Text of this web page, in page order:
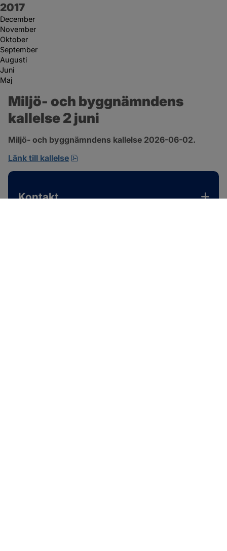
År:
2017
December
November
Oktober
September
Augusti
Juni
Maj
Miljö- och byggnämndens
kallelse 2 juni
Miljö- och byggnämndens kallelse 2026-06-02.
Länk till kallelse
Kontakt